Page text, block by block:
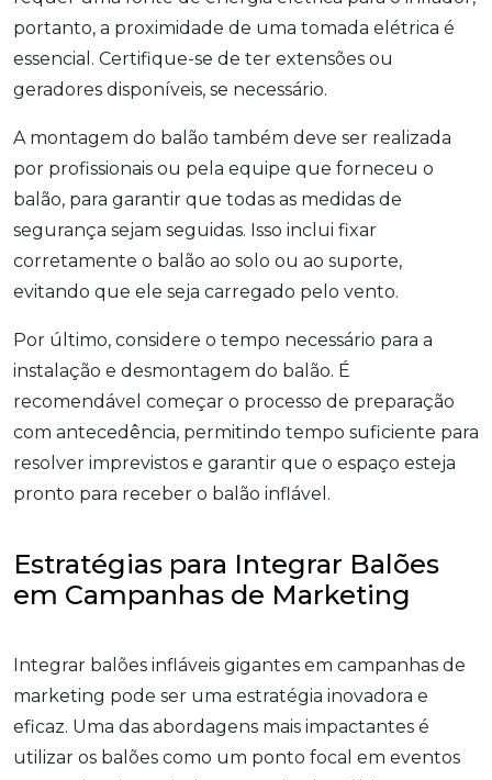
portanto, a proximidade de uma tomada elétrica é
essencial. Certifique-se de ter extensões ou
geradores disponíveis, se necessário.
A montagem do balão também deve ser realizada
por profissionais ou pela equipe que forneceu o
balão, para garantir que todas as medidas de
segurança sejam seguidas. Isso inclui fixar
corretamente o balão ao solo ou ao suporte,
evitando que ele seja carregado pelo vento.
Por último, considere o tempo necessário para a
instalação e desmontagem do balão. É
recomendável começar o processo de preparação
com antecedência, permitindo tempo suficiente para
resolver imprevistos e garantir que o espaço esteja
pronto para receber o balão inflável.
Estratégias para Integrar Balões
em Campanhas de Marketing
Integrar balões infláveis gigantes em campanhas de
marketing pode ser uma estratégia inovadora e
eficaz. Uma das abordagens mais impactantes é
utilizar os balões como um ponto focal em eventos